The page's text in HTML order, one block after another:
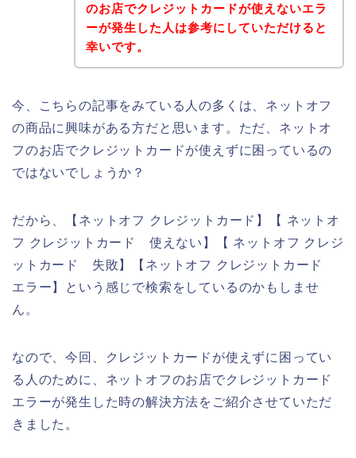
のお店でクレジットカードが使えないエラ
ーが発生した人は参考にしていただけると
幸いです。
今、こちらの記事をみている人の多くは、ネットオフ
の商品に興味がある方だと思います。ただ、ネットオ
フのお店でクレジットカードが使えずに困っているの
ではないでしょうか？
だから、【ネットオフ クレジットカード】【 ネットオ
フ クレジットカード 使えない】【 ネットオフ クレジ
ットカード 失敗】【ネットオフ クレジットカード
エラー】という感じで検索をしているのかもしませ
ん。
なので、今回、クレジットカードが使えずに困ってい
る人のために、ネットオフのお店でクレジットカード
エラーが発生した時の解決方法をご紹介させていただ
きました。